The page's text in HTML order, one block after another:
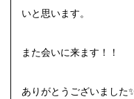
いと思います。
また会いに来ます！！
ありがとうございました